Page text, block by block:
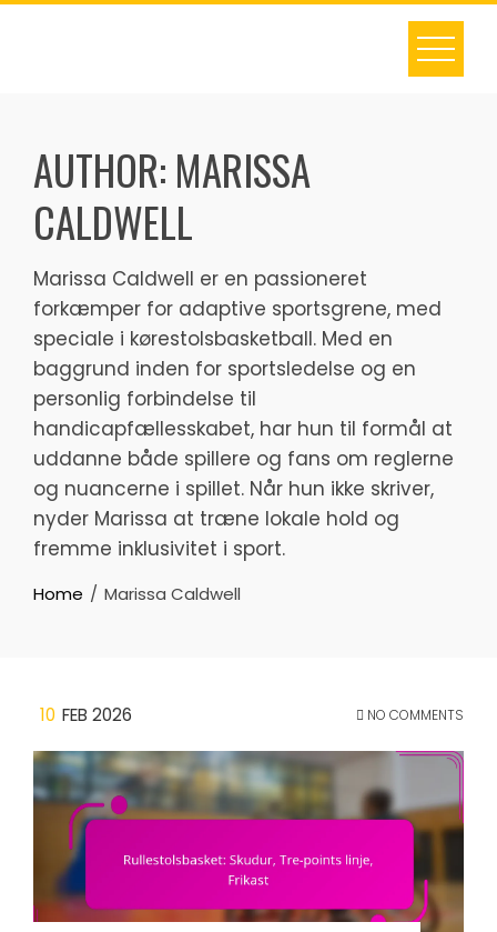
Skip
AUTHOR: MARISSA
CALDWELL
Marissa Caldwell er en passioneret
forkæmper for adaptive sportsgrene, med
speciale i kørestolsbasketball. Med en
baggrund inden for sportsledelse og en
personlig forbindelse til
handicapfællesskabet, har hun til formål at
uddanne både spillere og fans om reglerne
og nuancerne i spillet. Når hun ikke skriver,
nyder Marissa at træne lokale hold og
fremme inklusivitet i sport.
Home Marissa Caldwell
10 FEB 2026 NO COMMENTS